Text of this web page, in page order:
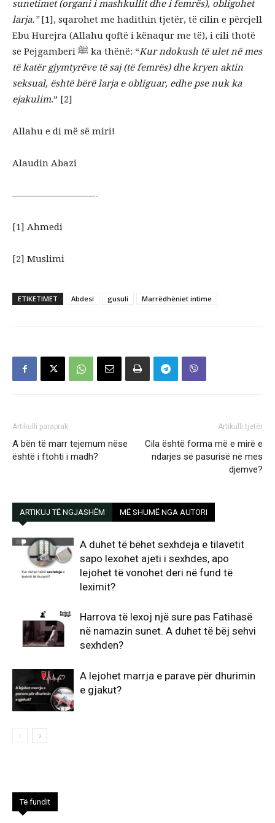
sunetimet (organi i mashkullit dhe i femrës), obligohet
larja.” [1], sqarohet me hadithin tjetër, të cilin e përcjell
Ebu Hurejra (Allahu qoftë i kënaqur me të), i cili thotë
se Pejgamberi ﷺ ka thënë: “Kur ndokush të ulet në mes
të katër gjymtyrëve të saj (të femrës) dhe kryen aktin
seksual, është bërë larja e obliguar, edhe pse nuk ka
ejakulim.” [2]
Allahu e di më së miri!
Alaudin Abazi
—————————-
[1] Ahmedi
[2] Muslimi
ETIKETIMET Abdesi gusuli Marrëdhëniet intime
Artikulli paraprak
A bën të marr tejemum nëse
është i ftohti i madh?
Artikulli tjetër
Cila është forma më e mirë e
ndarjes së pasurisë në mes
djemve?
ARTIKUJ TË NGJASHËM MË SHUMË NGA AUTORI
A duhet të bëhet sexhdeja e tilavetit
sapo lexohet ajeti i sexhdes, apo
lejohet të vonohet deri në fund të
leximit?
Harrova të lexoj një sure pas Fatihasë
në namazin sunet. A duhet të bëj sehvi
sexhden?
A lejohet marrja e parave për dhurimin
e gjakut?
Të fundit